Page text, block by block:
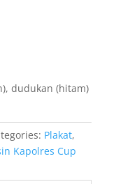
dudukan (hitam)
Plakat,
Kapolres Cup